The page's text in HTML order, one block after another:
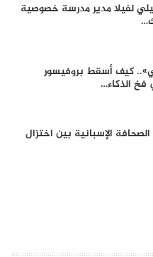
لفيلا مدير مدرسة خصوصية
كيف أسقط بروفيسور
الإسبانية بين اختزال